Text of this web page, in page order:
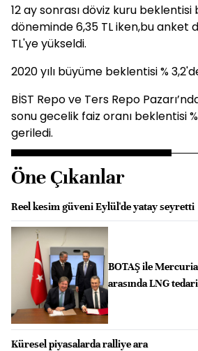
12 ay sonrası döviz kuru
döneminde 6,35 TL iken,bu anket
TL'ye yükseldi.
2020 yılı büyüme beklentisi %
BİST Repo ve Ters Repo
sonu gecelik faiz oranı beklentisi %
geriledi.
Öne Çıkanlar
Reel kesim güveni Eylül'de yatay seyretti
BOTAŞ ile
arasında LNG
Küresel piyasalarda ralliye ara